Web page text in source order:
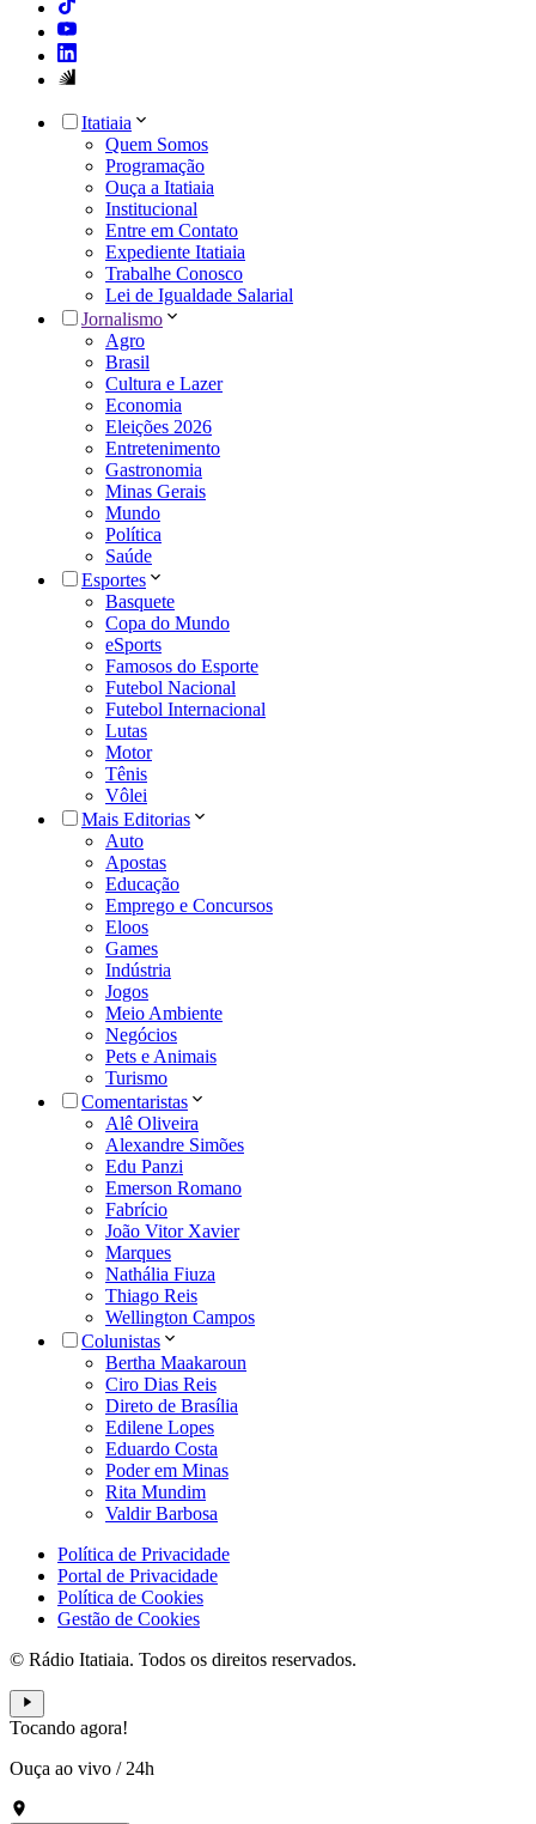
Itatiaia
Quem Somos
Programação
Ouça a Itatiaia
Institucional
Entre em Contato
Expediente Itatiaia
Trabalhe Conosco
Lei de Igualdade Salarial
Jornalismo
Agro
Brasil
Cultura e Lazer
Economia
Eleições 2026
Entretenimento
Gastronomia
Minas Gerais
Mundo
Política
Saúde
Esportes
Basquete
Copa do Mundo
eSports
Famosos do Esporte
Futebol Nacional
Futebol Internacional
Lutas
Motor
Tênis
Vôlei
Mais Editorias
Auto
Apostas
Educação
Emprego e Concursos
Eloos
Games
Indústria
Jogos
Meio Ambiente
Negócios
Pets e Animais
Turismo
Comentaristas
Alê Oliveira
Alexandre Simões
Edu Panzi
Emerson Romano
Fabrício
João Vitor Xavier
Marques
Nathália Fiuza
Thiago Reis
Wellington Campos
Colunistas
Bertha Maakaroun
Ciro Dias Reis
Direto de Brasília
Edilene Lopes
Eduardo Costa
Poder em Minas
Rita Mundim
Valdir Barbosa
Política de Privacidade
Portal de Privacidade
Política de Cookies
Gestão de Cookies
© Rádio Itatiaia. Todos os direitos reservados.
Tocando agora!
Ouça ao vivo / 24h